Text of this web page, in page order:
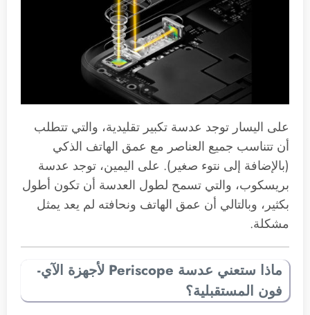
على اليسار توجد عدسة تكبير تقليدية، والتي تتطلب
أن تتناسب جميع العناصر مع عمق الهاتف الذكي
(بالإضافة إلى نتوء صغير). على اليمين، توجد عدسة
بريسكوب، والتي تسمح لطول العدسة أن تكون أطول
بكثير، وبالتالي أن عمق الهاتف ونحافته لم يعد يمثل
مشكلة.
ماذا ستعني عدسة Periscope لأجهزة الآي-
فون المستقبلية؟